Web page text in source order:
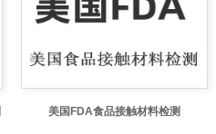
美国FDA食品接触材料检测